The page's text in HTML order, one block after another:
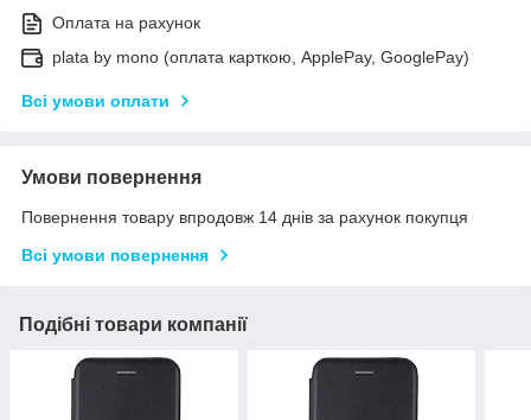
Оплата на рахунок
plata by mono (оплата карткою, ApplePay, GooglePay)
Всі умови оплати
Умови повернення
Повернення товару впродовж 14 днів за рахунок покупця
Всі умови повернення
Подібні товари компанії